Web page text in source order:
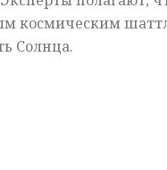
космическим
Солнца.